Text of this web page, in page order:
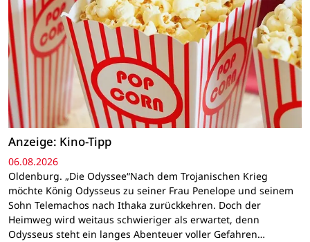
Anzeige: Kino-Tipp
06.08.2026
Oldenburg. „Die Odyssee“Nach dem Trojanischen Krieg
möchte König Odysseus zu seiner Frau Penelope und seinem
Sohn Telemachos nach Ithaka zurückkehren. Doch der
Heimweg wird weitaus schwieriger als erwartet, denn
Odysseus steht ein langes Abenteuer voller Gefahren…